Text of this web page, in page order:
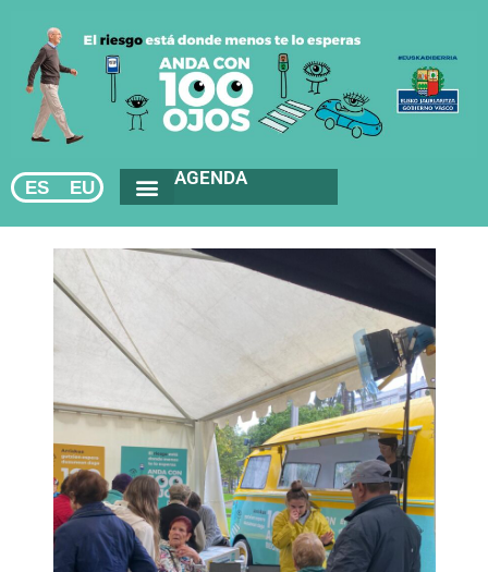
ES EU AGENDA